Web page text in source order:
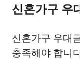
신혼가구 우
신혼가구 우대
충족해야 합니